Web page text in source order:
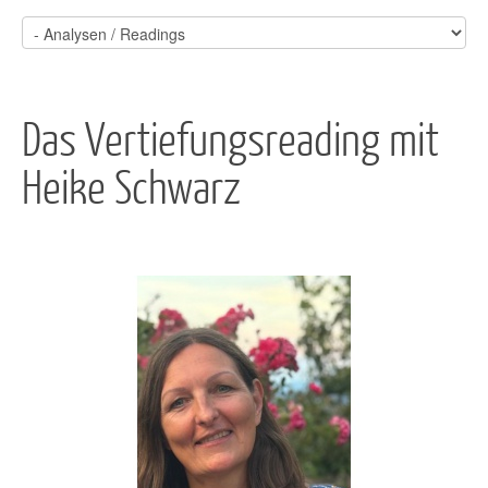
Das Vertiefungsreading mit
Heike Schwarz